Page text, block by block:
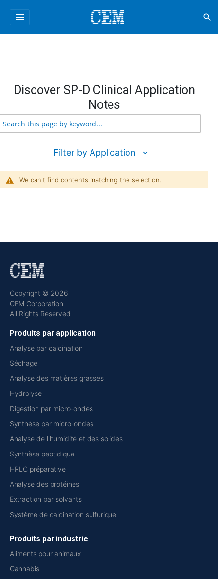
menu search
Discover SP-D Clinical Application
Notes
Filter by Application
We can't find contents matching the selection.
Copyright © 2026
CEM Corporation
All Rights Reserved
Produits par application
Analyse par calcination
Séchage
Analyse des matières grasses
Hydrolyse
Digestion par micro-ondes
Synthèse par micro-ondes
Analyse de l'humidité et des solides
Synthèse peptidique
HPLC préparative
Analyse des protéines
Extraction par solvants
Système de calcination sulfurique
Produits par industrie
Aliments pour animaux
Cannabis